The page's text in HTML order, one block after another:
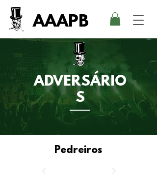
AAAPB
ADVERSÁRIO
S
Pedreiros